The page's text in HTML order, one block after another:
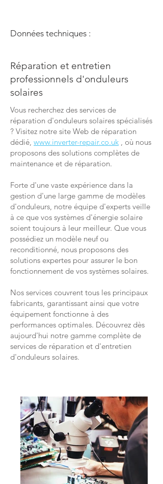
Données techniques :
Réparation et entretien
professionnels d'onduleurs
solaires
Vous recherchez des services de
réparation d'onduleurs solaires spécialisés
? Visitez notre site Web de réparation
dédié, www.inverter-repair.co.uk , où nous
proposons des solutions complètes de
maintenance et de réparation.
Forte d'une vaste expérience dans la
gestion d'une large gamme de modèles
d'onduleurs, notre équipe d'experts veille
à ce que vos systèmes d'énergie solaire
soient toujours à leur meilleur. Que vous
possédiez un modèle neuf ou
reconditionné, nous proposons des
solutions expertes pour assurer le bon
fonctionnement de vos systèmes solaires.
Nos services couvrent tous les principaux
fabricants, garantissant ainsi que votre
équipement fonctionne à des
performances optimales. Découvrez dès
aujourd'hui notre gamme complète de
services de réparation et d'entretien
d'onduleurs solaires.